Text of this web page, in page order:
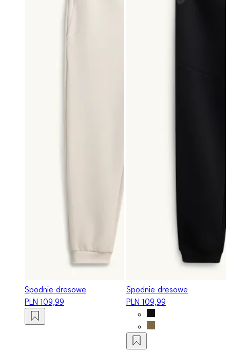
Spodnie dresowe
PLN 109,99
Spodnie dresowe
PLN 109,99